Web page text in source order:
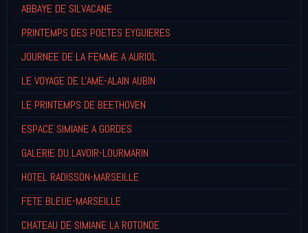
ABBAYE DE SILVACANE
PRINTEMPS DES POETES EYGUIERES
JOURNEE DE LA FEMME A AURIOL
LE VOYAGE DE L'AME-ALAIN AUBIN
LE PRINTEMPS DE BEETHOVEN
ESPACE SIMIANE A GORDES
GALERIE DU LAVOIR-LOURMARIN
HOTEL RADISSON-MARSEILLE
FETE BLEUE-MARSEILLE
CHATEAU DE SIMIANE LA ROTONDE